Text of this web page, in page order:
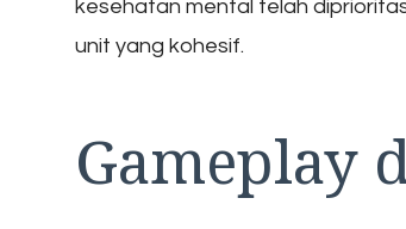
kesehatan mental telah
unit yang kohesif.
Gameplay